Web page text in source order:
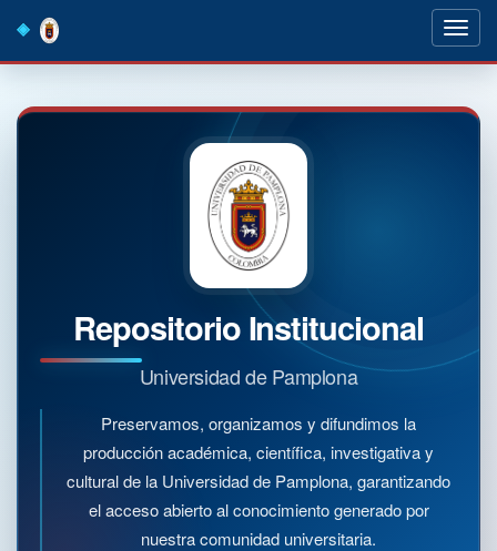
navigation
Repositorio Institucional
Universidad de Pamplona
Preservamos, organizamos y difundimos la
producción académica, científica, investigativa y
cultural de la Universidad de Pamplona, garantizando
el acceso abierto al conocimiento generado por
nuestra comunidad universitaria.